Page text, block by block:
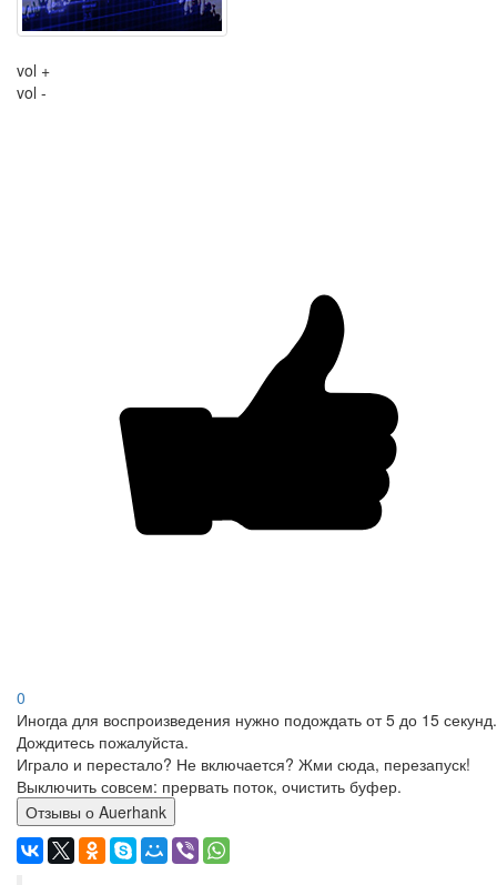
vol +
vol -
0
Иногда для воспроизведения нужно подождать от 5 до 15 секунд.
Дождитесь пожалуйста.
Играло и перестало? Не включается? Жми сюда, перезапуск!
Выключить совсем: прервать поток, очистить буфер.
Отзывы о Auerhank